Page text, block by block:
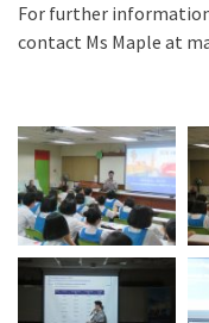
For further
contact Ms Maple at